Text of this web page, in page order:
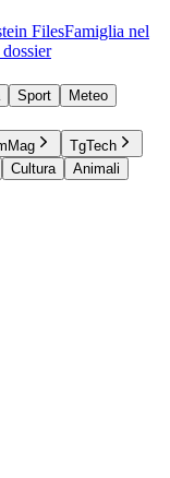
FilesFamiglia nel
Sport
Meteo
TgTech
Cultura
Animali